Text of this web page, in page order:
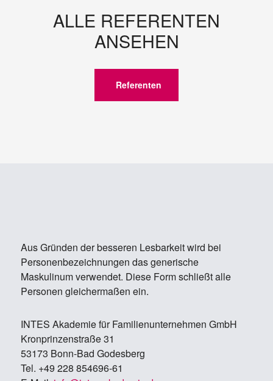
ALLE REFERENTEN
ANSEHEN
Referenten
Aus Gründen der besseren Lesbarkeit wird bei
Personenbezeichnungen das generische
Maskulinum verwendet. Diese Form schließt alle
Personen gleichermaßen ein.
IN­TES Aka­de­mie für Fa­mi­li­en­un­ter­neh­men GmbH
Kron­prin­zen­stra­ße 31
53173 Bonn-Bad Go­des­berg
Tel. +49 228 854696-61